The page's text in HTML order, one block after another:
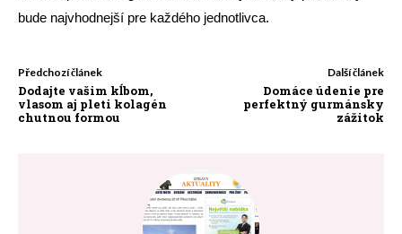
bude najvhodnejší pre každého jednotlivca.
Předchozí článek
Dodajte vašim kĺbom,
vlasom aj pleti kolagén
chutnou formou
Další článek
Domáce údenie pre
perfektný gurmánsky
zážitok